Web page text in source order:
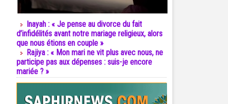
Inayah : « Je pense au divorce du fait
d’infidélités avant notre mariage religieux, alors
que nous étions en couple »
Rajiya : « Mon mari ne vit plus avec nous, ne
participe pas aux dépenses : suis-je encore
mariée ? »